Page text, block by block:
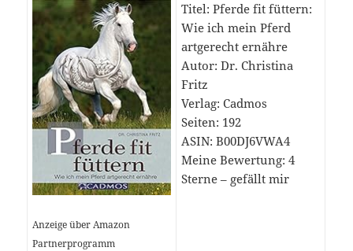
Anzeige über Amazon
Partnerprogramm
Titel: Pferde fit füttern:
Wie ich mein Pferd
artgerecht ernähre
Autor: Dr. Christina
Fritz
Verlag: Cadmos
Seiten: 192
ASIN: B00DJ6VWA4
Meine Bewertung: 4
Sterne – gefällt mir